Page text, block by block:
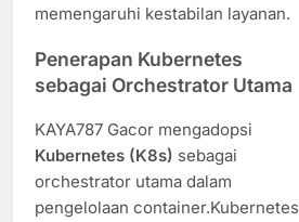
memengaruhi kestabilan layanan.
Penerapan Kubernetes
sebagai Orchestrator Utama
KAYA787 Gacor mengadopsi
Kubernetes (K8s) sebagai
orchestrator utama dalam
pengelolaan container.Kubernetes